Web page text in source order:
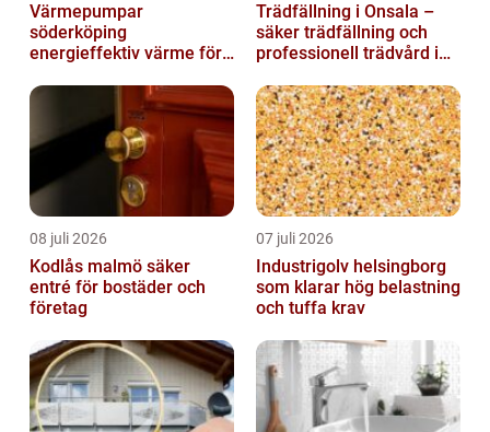
Värmepumpar
söderköping
energieffektiv värme för
Trädfällning i Onsala –
säker trädfällning och
professionell trädvård i
08 juli 2026
Kodlås malmö säker
entré för bostäder och
företag
07 juli 2026
Industrigolv helsingborg
som klarar hög belastning
och tuffa krav